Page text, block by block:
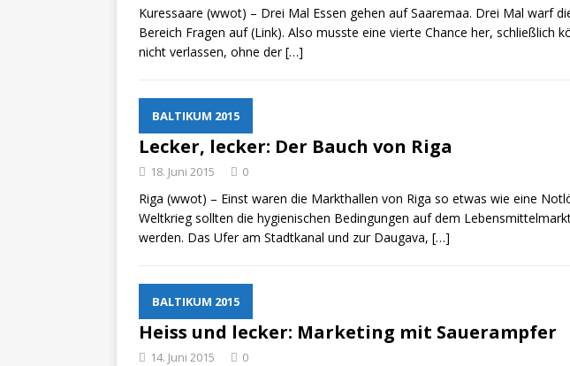
Kuressaare (wwot) – Drei Mal Essen gehen auf Saaremaa. Drei Mal warf
Bereich Fragen auf (Link). Also musste eine vierte Chance her, schließlich
nicht verlassen, ohne der[…]
BALTIKUM 2015
Lecker, lecker: Der Bauch von Riga
18. Juni 2015 0
Riga (wwot) – Einst waren die Markthallen von Riga so etwas wie eine
Weltkrieg sollten die hygienischen Bedingungen auf dem
werden. Das Ufer am Stadtkanal und zur Daugava, […]
BALTIKUM 2015
Heiss und lecker: Marketing mit Sauerampfer
14. Juni 2015 0